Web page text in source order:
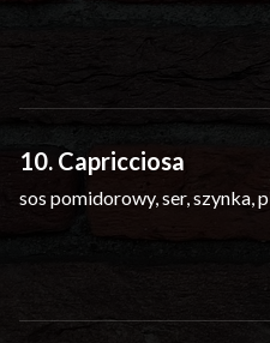
10. Capricciosa
sos pomidorowy, ser, szynka,